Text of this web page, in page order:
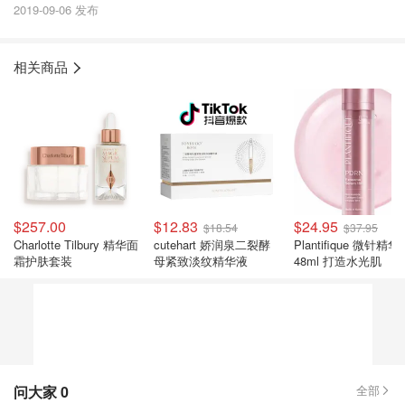
2019-09-06 发布
相关商品
$257.00
Charlotte Tilbury 精华面
霜护肤套装
$12.83 $18.54
cutehart 娇润泉二裂酵
母紧致淡纹精华液
$24.95 $37.95
Plantifique 微针精华
48ml 打造水光肌
问大家0 全部